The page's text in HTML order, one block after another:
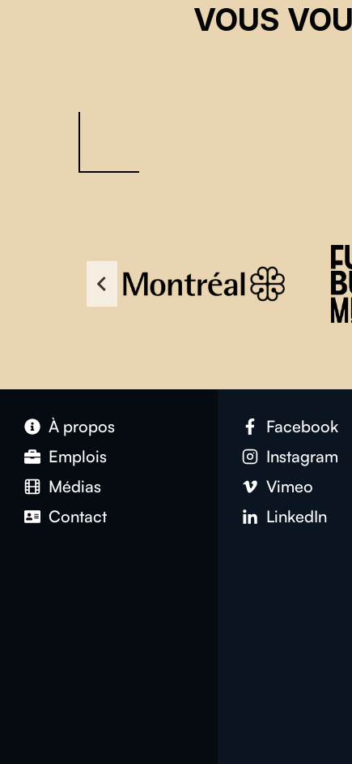
VOUS
À propos
Emplois
Médias
Contact
Facebook
Instagram
Vimeo
LinkedIn